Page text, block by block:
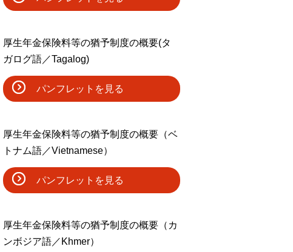
厚生年金保険料等の猶予制度の概要(タ
ガログ語／Tagalog)
パンフレットを見る
厚生年金保険料等の猶予制度の概要（ベ
トナム語／Vietnamese）
パンフレットを見る
厚生年金保険料等の猶予制度の概要（カ
ンボジア語／Khmer）